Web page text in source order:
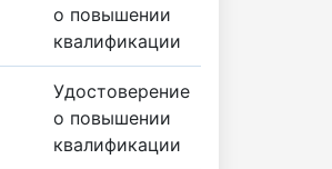
о повышении
квалификации
Удостоверение
о повышении
квалификации